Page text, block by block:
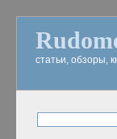
статьи, обзоры,